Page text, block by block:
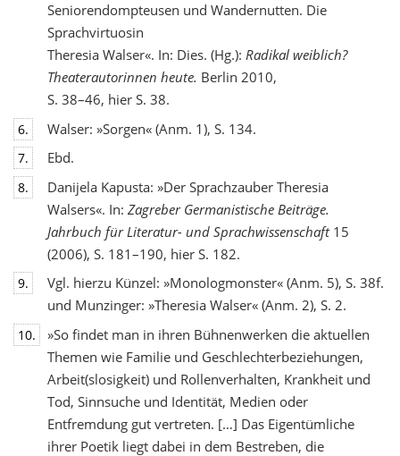
Seniorendompteusen und Wandernutten. Die
Sprachvirtuosin
Theresia Walser«. In: Dies. (Hg.): Radikal weiblich?
Theaterautorinnen heute. Berlin 2010,
S. 38–46, hier S. 38.
6. Walser: »Sorgen« (Anm. 1), S. 134.
7. Ebd.
8.
Danijela Kapusta: »Der Sprachzauber Theresia
Walsers«. In: Zagreber Germanistische Beiträge.
Jahrbuch für Literatur- und Sprachwissenschaft15
(2006), S. 181–190, hier S. 182.
9.
Vgl. hierzu Künzel: »Monologmonster« (Anm. 5), S. 38f.
und Munzinger: »Theresia Walser« (Anm. 2), S. 2.
10.
»So findet man in ihren Bühnenwerken die aktuellen
Themen wie Familie und Geschlechterbeziehungen,
Arbeit(slosigkeit) und Rollenverhalten, Krankheit und
Tod, Sinnsuche und Identität, Medien oder
Entfremdung gut vertreten. […] Das Eigentümliche
ihrer Poetik liegt dabei in dem Bestreben, die